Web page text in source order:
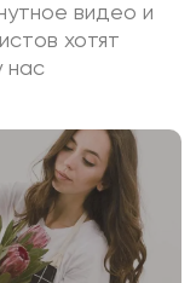
видео и
хотят
нас